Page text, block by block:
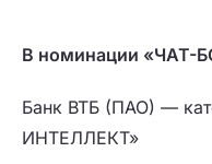
В номинации «ЧАТ-
Банк ВТБ (ПАО) —
ИНТЕЛЛЕКТ»